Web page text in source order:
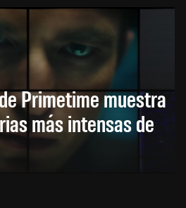
Primetime muestra
más intensas de